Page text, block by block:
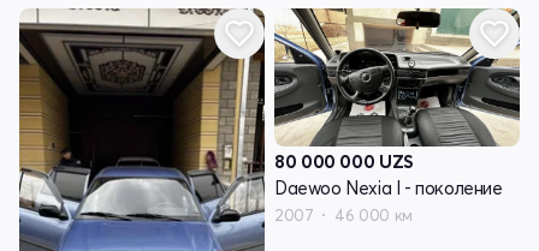
80 000 000 UZS
Daewoo Nexia I - поколение
2007 46 000 км